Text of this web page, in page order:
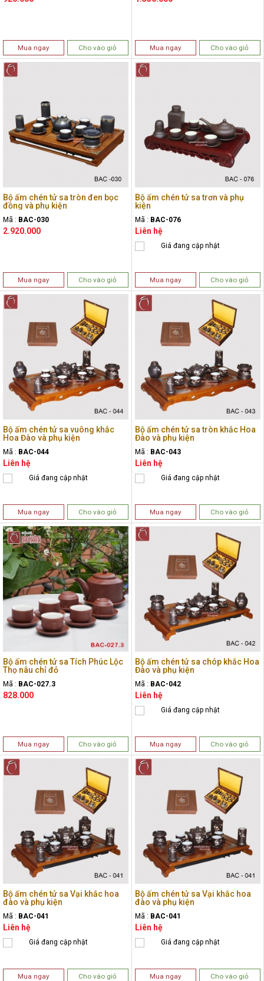
Mua ngay Cho vào giỏ Mua ngay Cho vào giỏ
Bộ ấm chén tử sa tròn đen bọc
đồng và phụ kiện
Mã : BAC-030
2.920.000
Mua ngay Cho vào giỏ
Bộ ấm chén tử sa trơn và phụ
kiện
Mã : BAC-076
Liên hệ
Giá đang cập nhật
Mua ngay Cho vào giỏ
Bộ ấm chén tử sa vuông khắc
Hoa Đào và phụ kiện
Mã : BAC-044
Liên hệ
Giá đang cập nhật
Mua ngay Cho vào giỏ
Bộ ấm chén tử sa tròn khắc Hoa
Đào và phụ kiện
Mã : BAC-043
Liên hệ
Giá đang cập nhật
Mua ngay Cho vào giỏ
Bộ ấm chén tử sa Tích Phúc Lộc
Thọ nâu chỉ đỏ
Mã : BAC-027.3
828.000
Mua ngay Cho vào giỏ
Bộ ấm chén tử sa chóp khắc Hoa
Đào và phụ kiện
Mã : BAC-042
Liên hệ
Giá đang cập nhật
Mua ngay Cho vào giỏ
Bộ ấm chén tử sa Vại khắc hoa
đào và phụ kiện
Mã : BAC-041
Liên hệ
Giá đang cập nhật
Mua ngay Cho vào giỏ
Bộ ấm chén tử sa Vại khắc hoa
đào và phụ kiện
Mã : BAC-041
Liên hệ
Giá đang cập nhật
Mua ngay Cho vào giỏ